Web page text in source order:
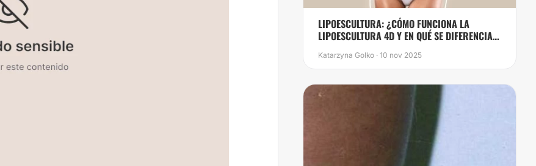
LIPOESCULTURA: ¿CÓMO FUNCIONA LA
LIPOESCULTURA 4D Y EN QUÉ SE DIFERENCIA
Katarzyna Golko · 10 nov 2025